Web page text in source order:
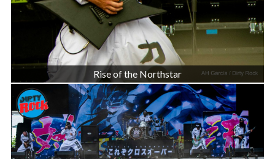
Rise of the Northstar